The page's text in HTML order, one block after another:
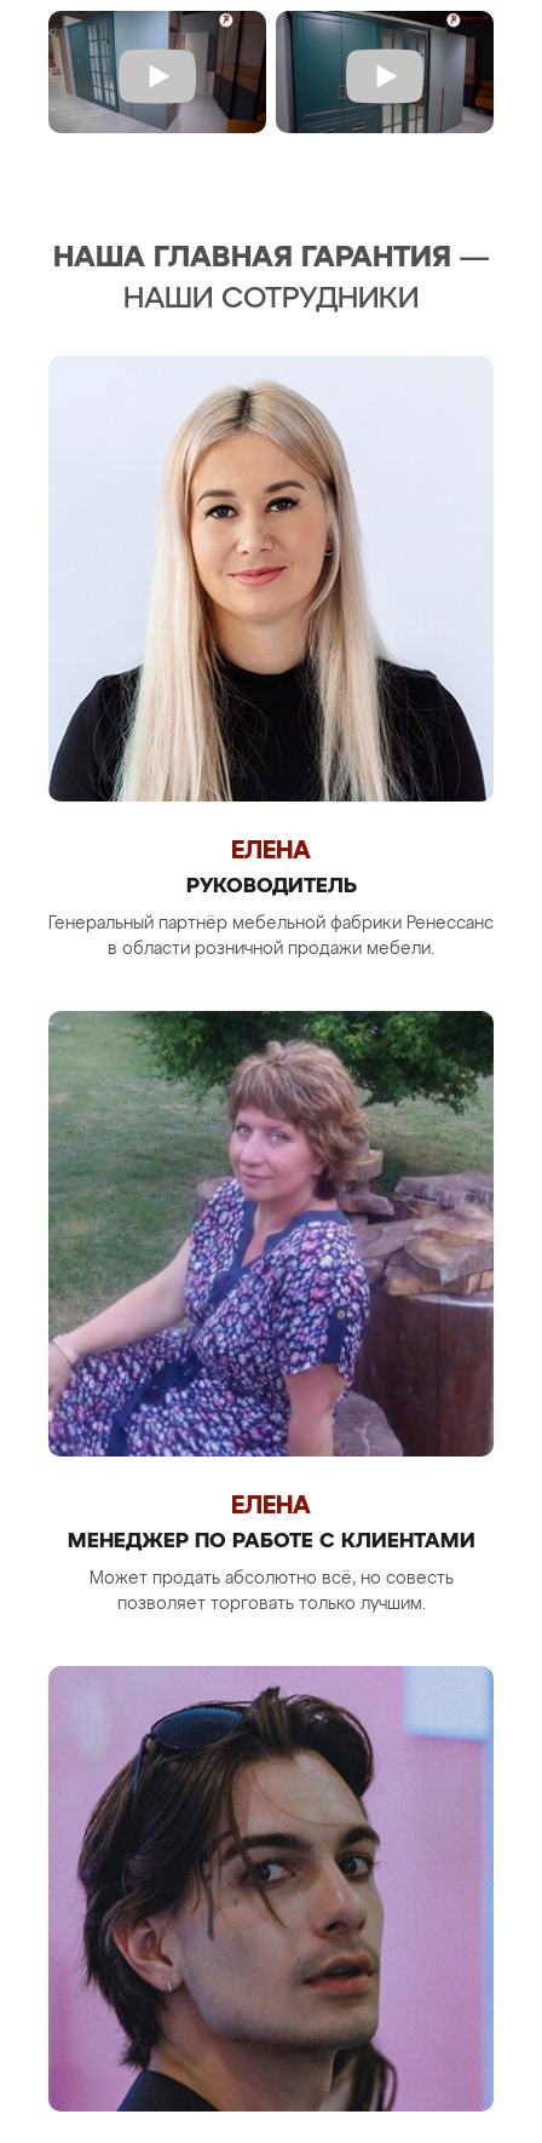
НАША ГЛАВНАЯ ГАРАНТИЯ —
НАШИ СОТРУДНИКИ
ЕЛЕНА
РУКОВОДИТЕЛЬ
Генеральный партнёр мебельной фабрики Ренессанс
в области розничной продажи мебели.
ЕЛЕНА
МЕНЕДЖЕР ПО РАБОТЕ С КЛИЕНТАМИ
Может продать абсолютно всё, но совесть
позволяет торговать только лучшим.